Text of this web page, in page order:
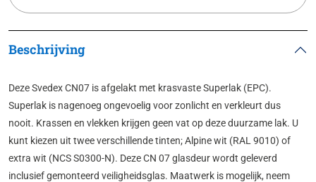
Beschrijving
Deze Svedex CN07 is afgelakt met krasvaste Superlak (EPC).
Superlak is nagenoeg ongevoelig voor zonlicht en verkleurt dus
nooit. Krassen en vlekken krijgen geen vat op deze duurzame lak. U
kunt kiezen uit twee verschillende tinten; Alpine wit (RAL 9010) of
extra wit (NCS S0300-N). Deze CN 07 glasdeur wordt geleverd
inclusief gemonteerd veiligheidsglas. Maatwerk is mogelijk, neem